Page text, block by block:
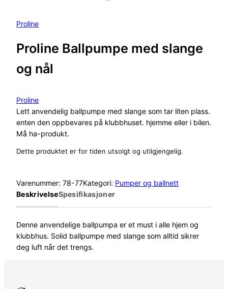
Proline
Proline Ballpumpe med slange
og nål
Proline
Lett anvendelig ballpumpe med slange som tar liten plass.
enten den oppbevares på klubbhuset. hjemme eller i bilen.
Må ha-produkt.
Dette produktet er for tiden utsolgt og utilgjengelig.
Varenummer: 78-77Kategori: Pumper og ballnett
BeskrivelseSpesifikasjoner
Denne anvendelige ballpumpa er et must i alle hjem og
klubbhus. Solid ballpumpe med slange som alltid sikrer
deg luft når det trengs.